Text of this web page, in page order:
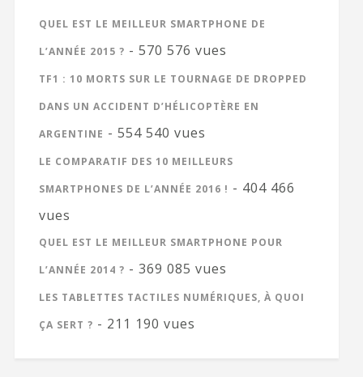
QUEL EST LE MEILLEUR SMARTPHONE DE
L’ANNÉE 2015 ? - 570 576 vues
TF1 : 10 MORTS SUR LE TOURNAGE DE DROPPED
DANS UN ACCIDENT D’HÉLICOPTÈRE EN
ARGENTINE - 554 540 vues
LE COMPARATIF DES 10 MEILLEURS
SMARTPHONES DE L’ANNÉE 2016 ! - 404 466
vues
QUEL EST LE MEILLEUR SMARTPHONE POUR
L’ANNÉE 2014 ? - 369 085 vues
LES TABLETTES TACTILES NUMÉRIQUES, À QUOI
ÇA SERT ? - 211 190 vues